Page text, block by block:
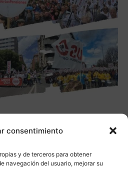
consentimiento
y de terceros para obtener
navegación del usuario, mejorar su